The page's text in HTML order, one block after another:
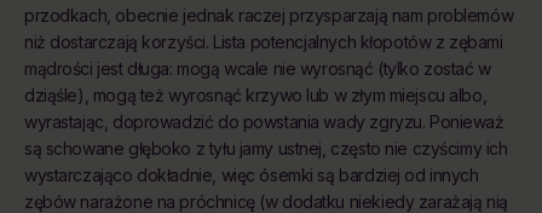
przodkach, obecnie jednak raczej przysparzają nam problemów
niż dostarczają korzyści. Lista potencjalnych kłopotów z zębami
mądrości jest długa: mogą wcale nie wyrosnąć (tylko zostać w
dziąśle), mogą też wyrosnąć krzywo lub w złym miejscu albo,
wyrastając, doprowadzić do powstania wady zgryzu. Ponieważ
są schowane głęboko z tyłu jamy ustnej, często nie czyścimy ich
wystarczająco dokładnie, więc ósemki są bardziej od innych
zębów narażone na próchnicę (w dodatku niekiedy zarażają nią